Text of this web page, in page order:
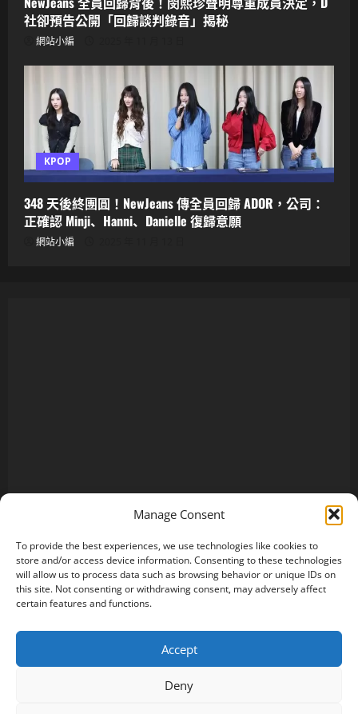
Manage Consent
To provide the best experiences, we use technologies like cookies to
store and/or access device information. Consenting to these technologies
will allow us to process data such as browsing behavior or unique IDs on
this site. Not consenting or withdrawing consent, may adversely affect
certain features and functions.
Accept
Deny
社卻預告公開「回歸談判錄音」揭秘
網站小編
KPOP
348 天後終團圓！NewJeans 傳全員回歸 ADOR，公司：
正確認 Minji、Hanni、Danielle 復歸意願
網站小編